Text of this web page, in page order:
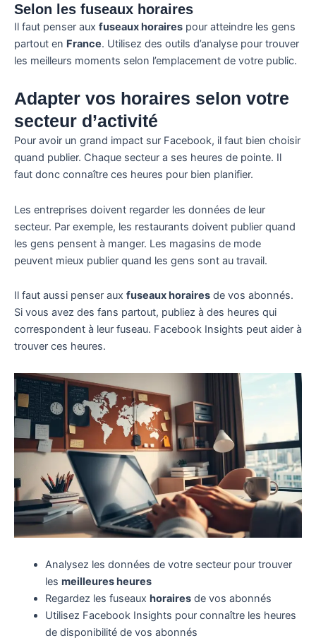
Selon les fuseaux horaires
Il faut penser aux fuseaux horaires pour atteindre les gens
partout en France. Utilisez des outils d’analyse pour trouver
les meilleurs moments selon l’emplacement de votre public.
Adapter vos horaires selon votre
secteur d’activité
Pour avoir un grand impact sur Facebook, il faut bien choisir
quand publier. Chaque secteur a ses heures de pointe. Il
faut donc connaître ces heures pour bien planifier.
Les entreprises doivent regarder les données de leur
secteur. Par exemple, les restaurants doivent publier quand
les gens pensent à manger. Les magasins de mode
peuvent mieux publier quand les gens sont au travail.
Il faut aussi penser aux fuseaux horaires de vos abonnés.
Si vous avez des fans partout, publiez à des heures qui
correspondent à leur fuseau. Facebook Insights peut aider à
trouver ces heures.
Analysez les données de votre secteur pour trouver
les meilleures heures
Regardez les fuseaux horairesde vos abonnés
Utilisez Facebook Insights pour connaître les heures
de disponibilité de vos abonnés